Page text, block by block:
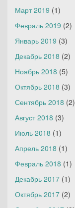
Март 2019 (1)
Февраль 2019 (2)
Январь 2019 (3)
Декабрь 2018 (2)
Ноябрь 2018 (5)
Октябрь 2018 (3)
Сентябрь 2018 (2)
Август 2018 (3)
Июль 2018 (1)
Апрель 2018 (1)
Февраль 2018 (1)
Декабрь 2017 (1)
Октябрь 2017 (2)